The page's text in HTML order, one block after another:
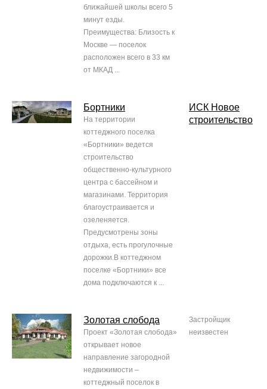
ближайшей школы всего 5
минут езды.
Преимущества: Близость к
Москве — поселок
расположен всего в 33 км
от МКАД ...
Бортники
На территории
коттеджного поселка
«Бортники» ведется
строительство
общественно-культурного
центра с бассейном и
магазинами. Территория
благоустраивается и
озеленяется.
Предусмотрены зоны
отдыха, есть прогулочные
дорожки.В коттеджном
поселке «Бортники» все
дома подключаются к ...
ИСК Новое
строительство
Золотая слобода
Проект «Золотая слобода»
открывает новое
направление загородной
недвижимости –
коттеджный поселок в
Застройщик
неизвестен